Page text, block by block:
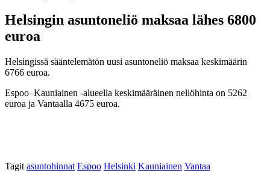
Helsingin asuntoneliö maksaa lähes 6800
euroa
Helsingissä sääntelemätön uusi asuntoneliö maksaa keskimäärin
6766 euroa.
Espoo–Kauniainen -alueella keskimääräinen neliöhinta on 5262
euroa ja Vantaalla 4675 euroa.
Tagit asuntohinnat Espoo Helsinki Kauniainen Vantaa